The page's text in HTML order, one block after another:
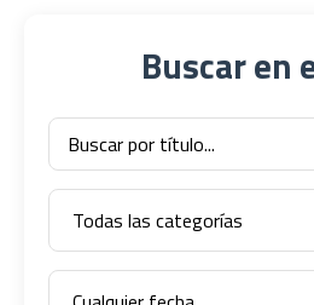
Buscar en